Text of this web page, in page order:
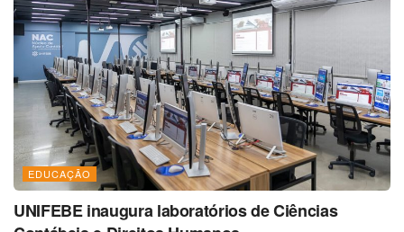
EDUCAÇÃO
UNIFEBE inaugura laboratórios de Ciências